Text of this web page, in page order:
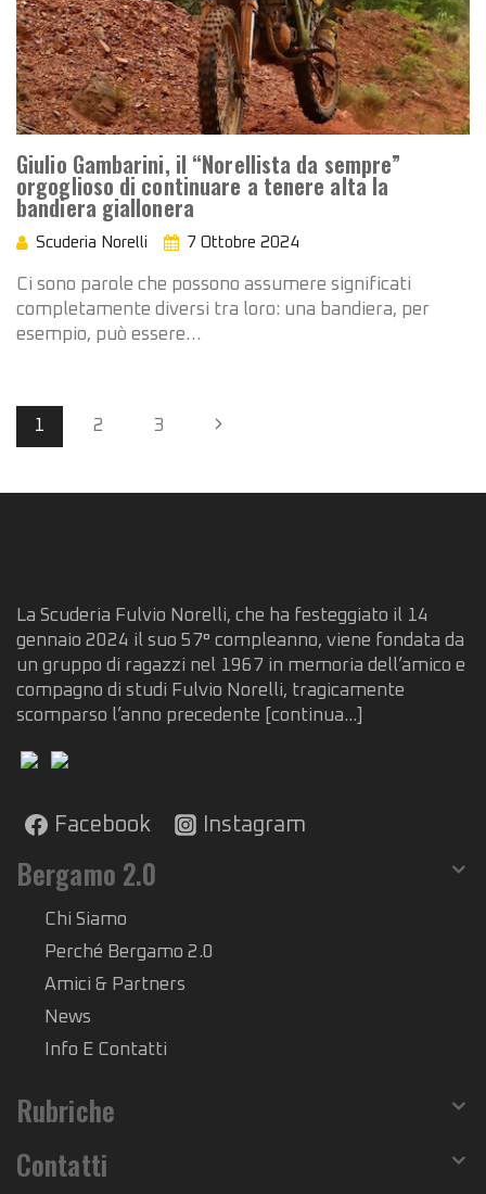
Giulio Gambarini, il “Norellista da sempre”
orgoglioso di continuare a tenere alta la
bandiera giallonera
Scuderia Norelli 7 Ottobre 2024
Ci sono parole che possono assumere significati
completamente diversi tra loro: una bandiera, per
esempio, può essere…
Page
navigation
1 2 3 Next
La Scuderia Fulvio Norelli, che ha festeggiato il 14
gennaio 2024 il suo 57° compleanno, viene fondata da
un gruppo di ragazzi nel 1967 in memoria dell’amico e
compagno di studi Fulvio Norelli, tragicamente
scomparso l’anno precedente
[continua...]
Facebook Instagram
Bergamo 2.0
Chi Siamo
Perché Bergamo 2.0
Amici & Partners
News
Info E Contatti
Rubriche
Contatti